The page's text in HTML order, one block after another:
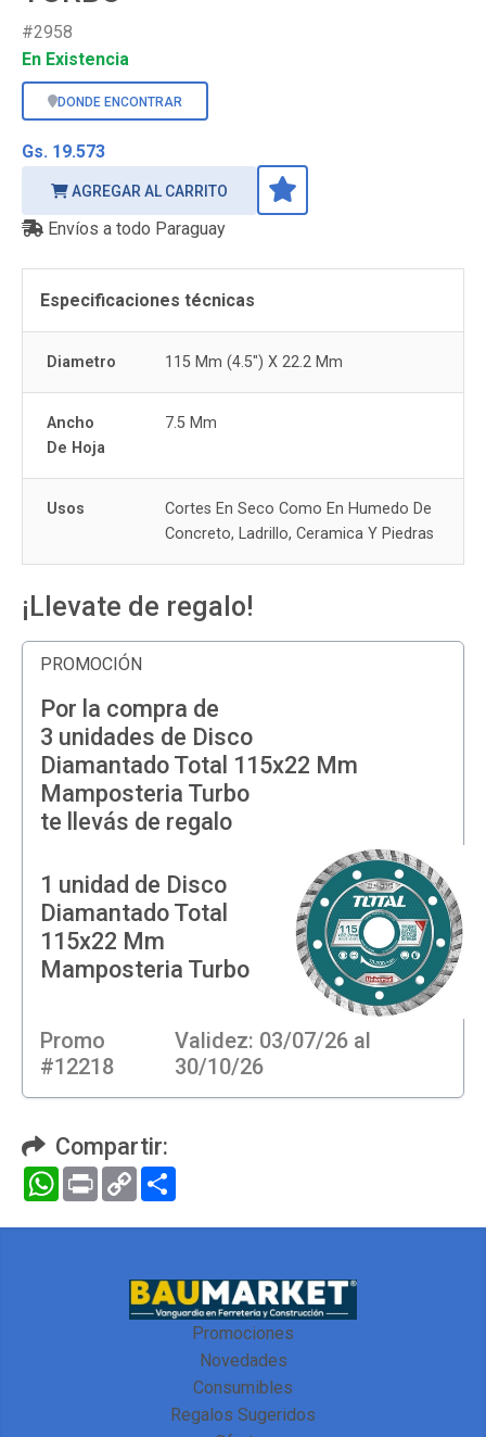
#2958
En Existencia
DONDE ENCONTRAR
Gs. 19.573
AGREGAR AL CARRITO
Envíos a todo Paraguay
Especificaciones técnicas
Diametro 115 Mm (4.5") X 22.2 Mm
Ancho
De Hoja
7.5 Mm
Usos
Cortes En Seco Como En Humedo De
Concreto, Ladrillo, Ceramica Y Piedras
¡Llevate de regalo!
PROMOCIÓN
Por la compra de
3 unidades de Disco
Diamantado Total 115x22 Mm
Mamposteria Turbo
te llevás de regalo
1 unidad de Disco
Diamantado Total
115x22 Mm
Mamposteria Turbo
Promo
#12218
Validez: 03/07/26 al
30/10/26
Compartir:
WhatsApp
Print Copy
Link
Promociones
Novedades
Consumibles
Regalos Sugeridos